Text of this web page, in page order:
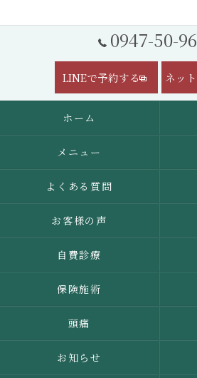
0947-50-
LINEで予約する ネッ
ホーム
メニュー
よくある質問
お客様の声
自費診療
保険施術
頭痛
お知らせ